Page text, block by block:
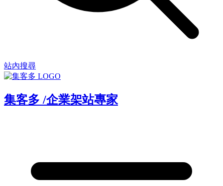
站內搜尋
集客多 /企業架站專家